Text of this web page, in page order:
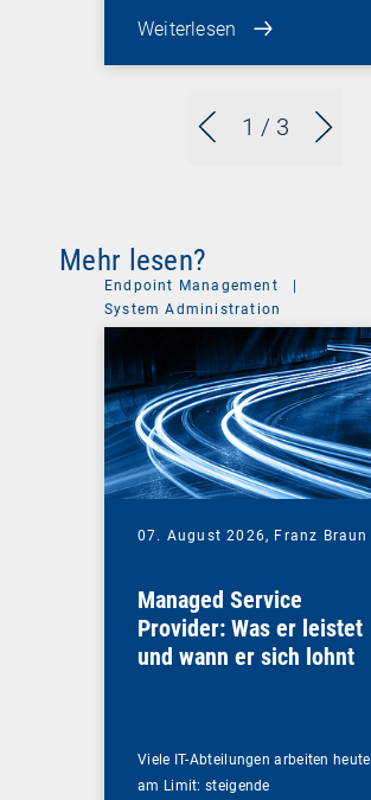
1 / 3
Weiterlesen
Mehr lesen?
Endpoint Management
System Administration
07. August 2026, Franz Braun
Managed Service
Provider: Was er leistet
und wann er sich lohnt
Viele IT-Abteilungen arbeiten heute
am Limit: steigende